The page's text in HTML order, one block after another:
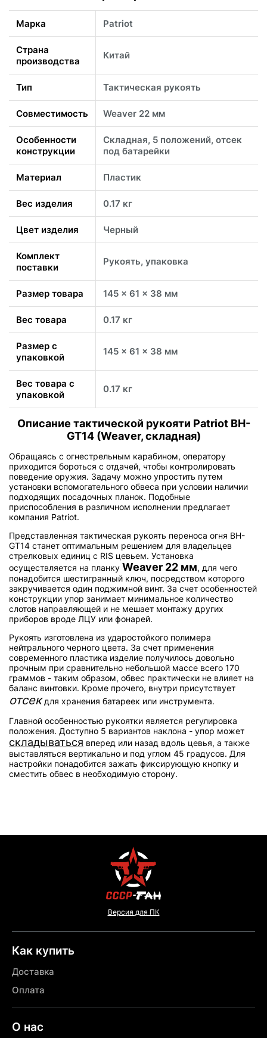
Марка Patriot
Страна
производства
Китай
Тип Тактическая рукоять
Совместимость Weaver 22 мм
Особенности
конструкции
Складная, 5 положений, отсек
под батарейки
Материал Пластик
Вес изделия 0.17 кг
Цвет изделия Черный
Комплект
поставки
Рукоять, упаковка
Размер товара 145 x 61 x 38 мм
Вес товара 0.17 кг
Размер с
упаковкой
145 x 61 x 38 мм
Вес товара с
упаковкой
0.17 кг
Описание тактической рукояти Patriot BH-
GT14 (Weaver, складная)
Обращаясь с огнестрельным карабином, оператору
приходится бороться с отдачей, чтобы контролировать
поведение оружия. Задачу можно упростить путем
установки вспомогательного обвеса при условии наличии
подходящих посадочных планок. Подобные
приспособления в различном исполнении предлагает
компания Patriot.
Представленная тактическая рукоять переноса огня BH-
GT14 станет оптимальным решением для владельцев
стрелковых единиц с RIS цевьем. Установка
осуществляется на планку Weaver 22 мм, для чего
понадобится шестигранный ключ, посредством которого
закручивается один поджимной винт. За счет особенностей
конструкции упор занимает минимальное количество
слотов направляющей и не мешает монтажу других
приборов вроде ЛЦУ или фонарей.
Рукоять изготовлена из ударостойкого полимера
нейтрального черного цвета. За счет применения
современного пластика изделие получилось довольно
прочным при сравнительно небольшой массе всего 170
граммов - таким образом, обвес практически не влияет на
баланс винтовки. Кроме прочего, внутри присутствует
отсекдля хранения батареек или инструмента.
Главной особенностью рукоятки является регулировка
положения. Доступно 5 вариантов наклона - упор может
складываться вперед или назад вдоль цевья, а также
выставляться вертикально и под углом 45 градусов. Для
настройки понадобится зажать фиксирующую кнопку и
сместить обвес в необходимую сторону.
Версия для ПК
Как купить
Доставка
Оплата
О нас